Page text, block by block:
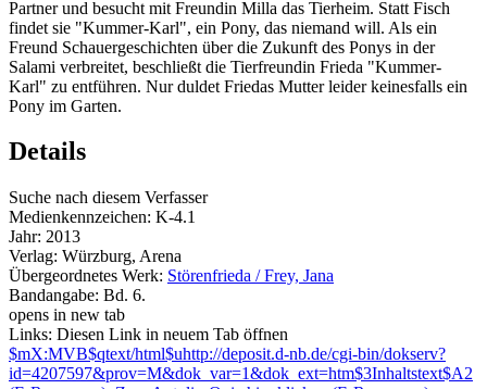
Partner und besucht mit Freundin Milla das Tierheim. Statt Fisch
findet sie "Kummer-Karl", ein Pony, das niemand will. Als ein
Freund Schauergeschichten über die Zukunft des Ponys in der
Salami verbreitet, beschließt die Tierfreundin Frieda "Kummer-
Karl" zu entführen. Nur duldet Friedas Mutter leider keinesfalls ein
Pony im Garten.
Details
Suche nach diesem Verfasser
Medienkennzeichen: K-4.1
Jahr: 2013
Verlag: Würzburg, Arena
Übergeordnetes Werk: Störenfrieda / Frey, Jana
Bandangabe: Bd. 6.
opens in new tab
Links: Diesen Link in neuem Tab öffnen
$mX:MVB$qtext/html$uhttp://deposit.d-nb.de/cgi-bin/dokserv?
id=4207597&prov=M&dok_var=1&dok_ext=htm$3Inhaltstext$A2